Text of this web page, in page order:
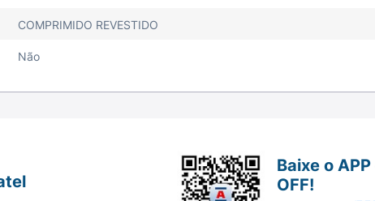
COMPRIMIDO REVESTIDO
Não
Baixe o
OFF!